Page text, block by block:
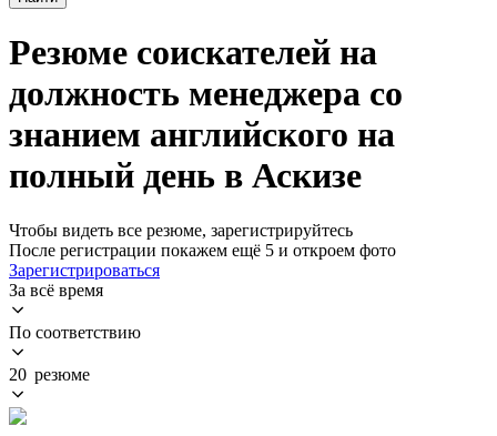
Резюме соискателей на
должность менеджера со
знанием английского на
полный день в Аскизе
Чтобы видеть все резюме, зарегистрируйтесь
После регистрации покажем ещё 5 и откроем фото
Зарегистрироваться
За всё время
По соответствию
20 резюме